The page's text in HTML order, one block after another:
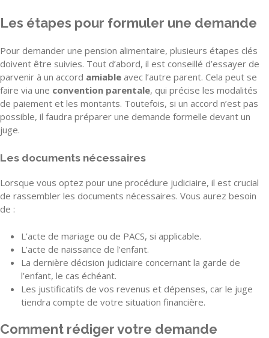
Les étapes pour formuler une demande
Pour demander une pension alimentaire, plusieurs étapes clés
doivent être suivies. Tout d’abord, il est conseillé d’essayer de
parvenir à un accord amiable avec l’autre parent. Cela peut se
faire via une convention parentale, qui précise les modalités
de paiement et les montants. Toutefois, si un accord n’est pas
possible, il faudra préparer une demande formelle devant un
juge.
Les documents nécessaires
Lorsque vous optez pour une procédure judiciaire, il est crucial
de rassembler les documents nécessaires. Vous aurez besoin
de :
L’acte de mariage ou de PACS, si applicable.
L’acte de naissance de l’enfant.
La dernière décision judiciaire concernant la garde de
l’enfant, le cas échéant.
Les justificatifs de vos revenus et dépenses, car le juge
tiendra compte de votre situation financière.
Comment rédiger votre demande